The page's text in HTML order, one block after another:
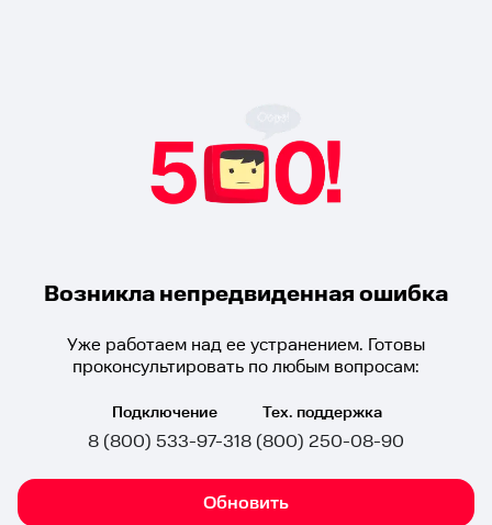
Возникла непредвиденная ошибка
Уже работаем над ее устранением. Готовы
проконсультировать по любым вопросам:
Подключение
8 (800) 533-97-31
Тех. поддержка
8 (800) 250-08-90
Обновить